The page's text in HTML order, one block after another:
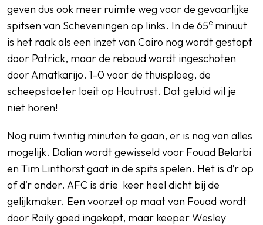
geven dus ook meer ruimte weg voor de gevaarlijke
spitsen van Scheveningen op links. In de 65e minuut
is het raak als een inzet van Cairo nog wordt gestopt
door Patrick, maar de reboud wordt ingeschoten
door Amatkarijo. 1-0 voor de thuisploeg, de
scheepstoeter loeit op Houtrust. Dat geluid wil je
niet horen!
Nog ruim twintig minuten te gaan, er is nog van alles
mogelijk. Dalian wordt gewisseld voor Fouad Belarbi
en Tim Linthorst gaat in de spits spelen. Het is d’r op
of d’r onder. AFC is drie keer heel dicht bij de
gelijkmaker. Een voorzet op maat van Fouad wordt
door Raily goed ingekopt, maar keeper Wesley